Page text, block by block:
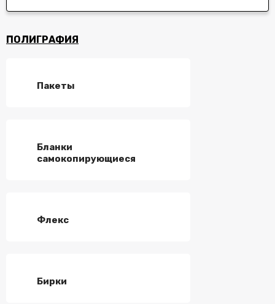
ПОЛИГРАФИЯ
Пакеты
Бланки
самокопирующиеся
Флекс
Бирки